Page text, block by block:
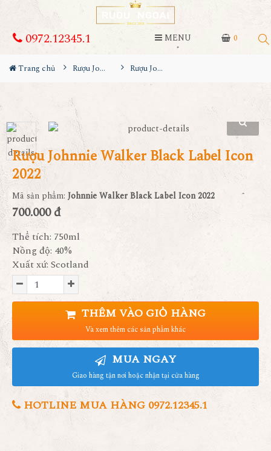
0
0972.12345.1 MENU
Trang chủ Rượu Johnnie walker Rượu Johnnie Walker Black Label Icon 2022
Rượu Johnnie Walker Black Label Icon
2022
Mã sản phẩm: Johnnie Walker Black Label Icon 2022
700.000 đ
Thể tích: 750ml
Nồng độ: 40%
Xuất xứ: Scotland
THÊM VÀO GIỎ HÀNG
Và xem thêm các sản phẩm khác
MUA NGAY
Giao hàng tận nơi hoặc nhận tại cửa hàng
HOTLINE MUA HÀNG 0972.12345.1